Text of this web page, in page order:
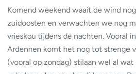
Komend weekend waait de wind
zuidoosten en verwachten we nog
vrieskou tijdens de nachten. Vooral
Ardennen komt het nog tot strenge
(vooral op zondag) stilaan wel al